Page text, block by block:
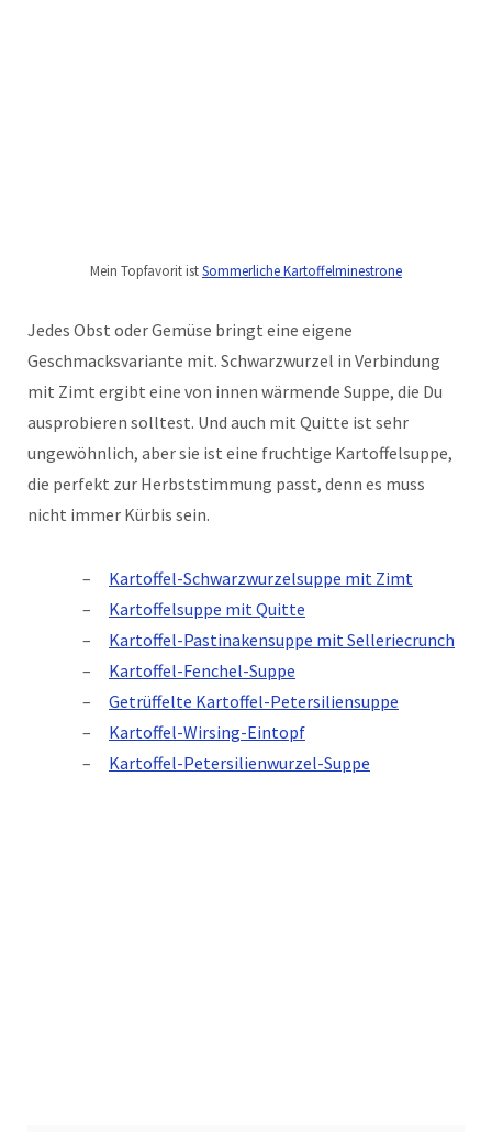
Mein Topfavorit istSommerliche Kartoffelminestrone
Jedes Obst oder Gemüse bringt eine eigene
Geschmacksvariante mit. Schwarzwurzel in Verbindung
mit Zimt ergibt eine von innen wärmende Suppe, die Du
ausprobieren solltest. Und auch mit Quitte ist sehr
ungewöhnlich, aber sie ist eine fruchtige Kartoffelsuppe,
die perfekt zur Herbststimmung passt, denn es muss
nicht immer Kürbis sein.
Kartoffel-Schwarzwurzelsuppe mit Zimt
Kartoffelsuppe mit Quitte
Kartoffel-Pastinakensuppe mit Selleriecrunch
Kartoffel-Fenchel-Suppe
Getrüffelte Kartoffel-Petersiliensuppe
Kartoffel-Wirsing-Eintopf
Kartoffel-Petersilienwurzel-Suppe